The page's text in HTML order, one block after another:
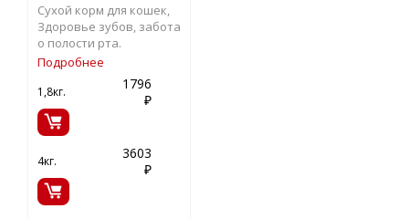
Сухой корм для кошек,
Здоровье зубов, забота
о полости рта.
Подробнее
1,8кг.
1796
₽
4кг.
3603
₽